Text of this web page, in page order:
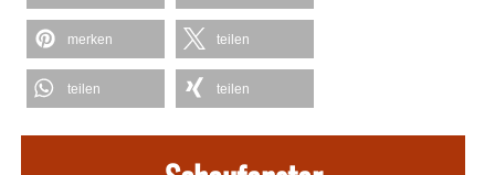
merken teilen
teilen teilen